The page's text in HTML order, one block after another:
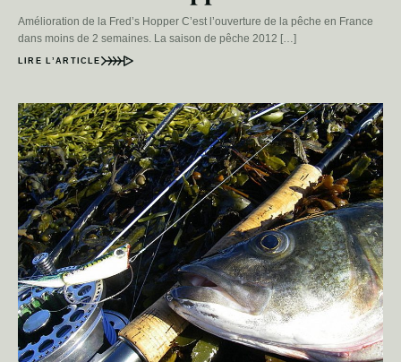
Amélioration de la Fred’s Hopper C’est l’ouverture de la pêche en France
dans moins de 2 semaines. La saison de pêche 2012 […]
LIRE L’ARTICLE